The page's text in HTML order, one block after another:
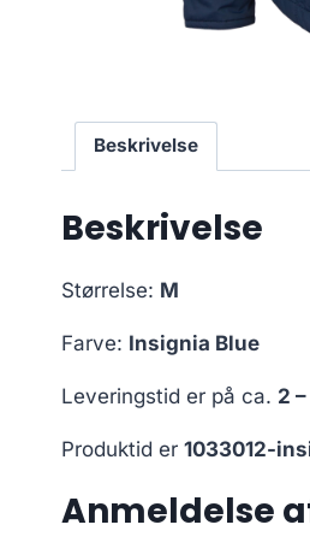
Beskrivelse
Beskrivelse
Størrelse: M
Farve: Insignia Blue
Leveringstid er på ca. 2
Produktid er 1033012-
Anmeldelse